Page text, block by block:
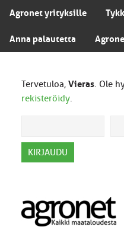
Agronet yrityksille
Anna palautetta
Tervetuloa, Vieras. Ole
rekisteröidy.